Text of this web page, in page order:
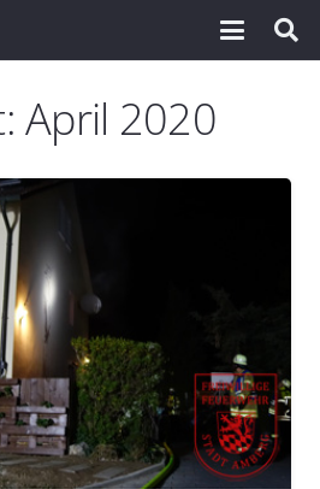
April 2020